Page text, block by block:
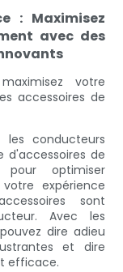
: Maximisez
avec des
votre
accessoires de
les conducteurs
d'accessoires de
pour optimiser
expérience
sont
Avec les
dire adieu
et dire
efficace.